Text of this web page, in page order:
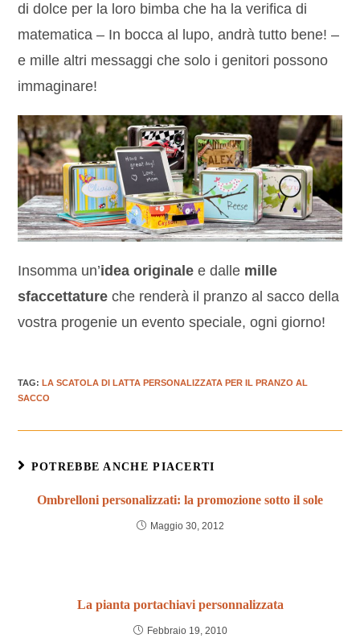
di dolce per la loro bimba che ha la verifica di
matematica – In bocca al lupo, andrà tutto bene! –
e mille altri messaggi che solo i genitori possono
immaginare!
Insomma un’idea originale e dalle mille
sfaccettature che renderà il pranzo al sacco della
vostra progenie un evento speciale, ogni giorno!
TAG:LA SCATOLA DI LATTA PERSONALIZZATA PER IL PRANZO AL
SACCO
POTREBBE ANCHE PIACERTI
Ombrelloni personalizzati: la promozione sotto il sole
Maggio 30, 2012
La pianta portachiavi personnalizzata
Febbraio 19, 2010